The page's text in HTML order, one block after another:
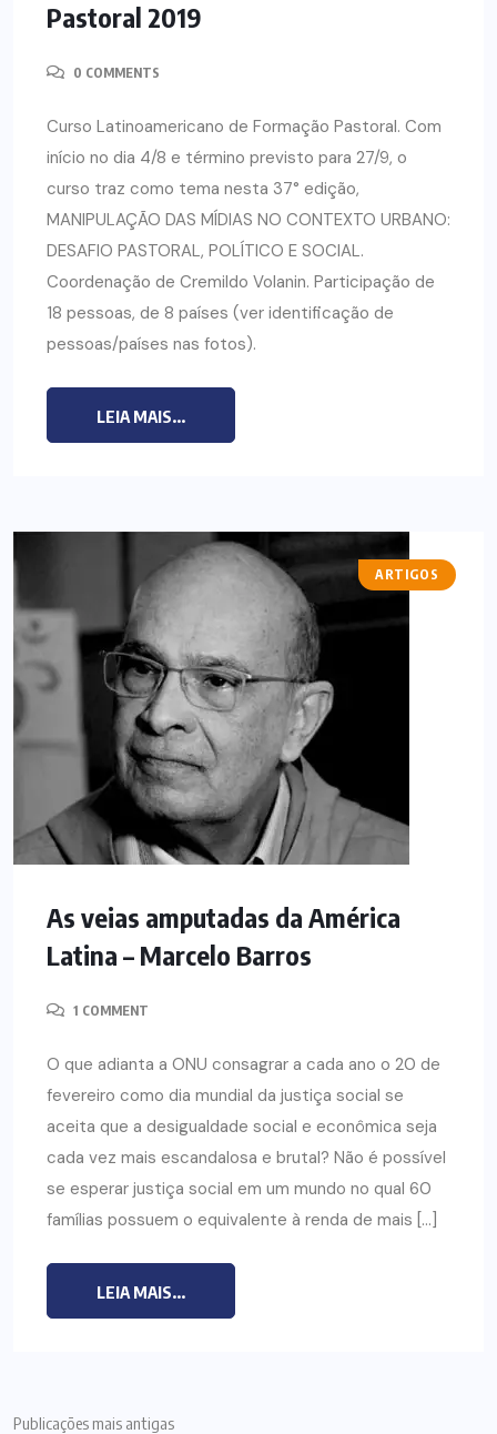
Pastoral 2019
0 COMMENTS
Curso Latinoamericano de Formação Pastoral. Com
início no dia 4/8 e término previsto para 27/9, o
curso traz como tema nesta 37° edição,
MANIPULAÇÃO DAS MÍDIAS NO CONTEXTO URBANO:
DESAFIO PASTORAL, POLÍTICO E SOCIAL.
Coordenação de Cremildo Volanin. Participação de
18 pessoas, de 8 países (ver identificação de
pessoas/países nas fotos).
LEIA MAIS...
ARTIGOS
As veias amputadas da América
Latina – Marcelo Barros
1 COMMENT
O que adianta a ONU consagrar a cada ano o 20 de
fevereiro como dia mundial da justiça social se
aceita que a desigualdade social e econômica seja
cada vez mais escandalosa e brutal? Não é possível
se esperar justiça social em um mundo no qual 60
famílias possuem o equivalente à renda de mais […]
LEIA MAIS...
Publicações mais antigas